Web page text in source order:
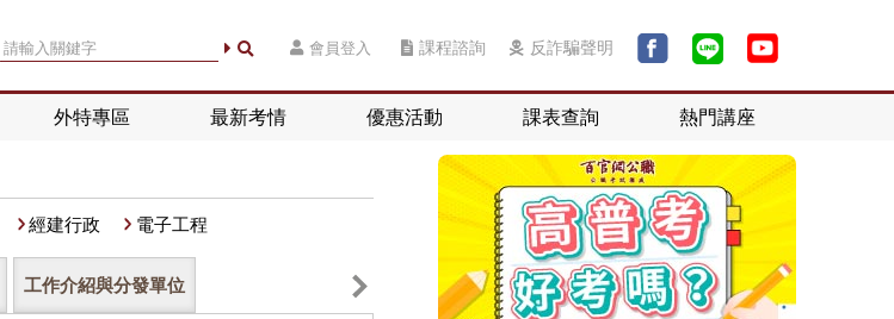
會員登入 課程諮詢 反詐騙聲明
外特專區 最新考情 優惠活動 課表查詢 熱門講座
經建行政 電子工程
工作介紹與分發單位